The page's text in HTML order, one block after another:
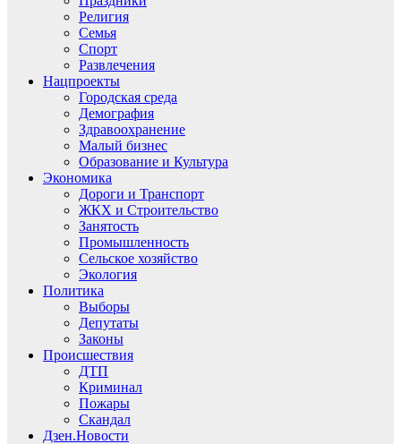
Религия
Семья
Спорт
Развлечения
Нацпроекты
Городская среда
Демография
Здравоохранение
Малый бизнес
Образование и Культура
Экономика
Дороги и Транспорт
ЖКХ и Строительство
Занятость
Промышленность
Сельское хозяйство
Экология
Политика
Выборы
Депутаты
Законы
Происшествия
ДТП
Криминал
Пожары
Скандал
Дзен.Новости